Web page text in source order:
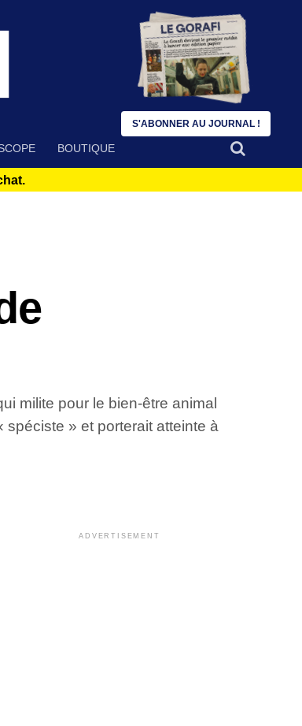
BOUTIQUE
milite pour le bien-être animal
» et porterait atteinte à
ADVERTISEMENT
S'ABONNER AU JOURNAL !